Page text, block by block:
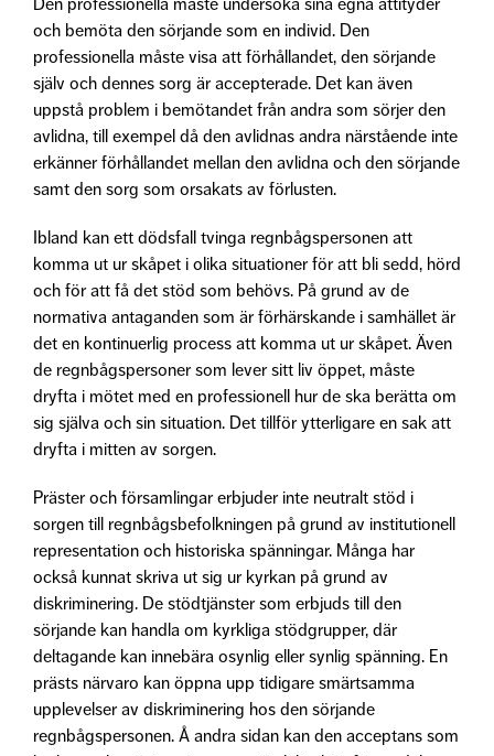
och bemöta den sörjande som en individ. Den
professionella måste visa att förhållandet, den sörjande
själv och dennes sorg är accepterade. Det kan även
uppstå problem i bemötandet från andra som sörjer den
avlidna, till exempel då den avlidnas andra närstående inte
erkänner förhållandet mellan den avlidna och den sörjande
samt den sorg som orsakats av förlusten.
Ibland kan ett dödsfall tvinga regnbågspersonen att
komma ut ur skåpet i olika situationer för att bli sedd, hörd
och för att få det stöd som behövs. På grund av de
normativa antaganden som är förhärskande i samhället är
det en kontinuerlig process att komma ut ur skåpet. Även
de regnbågspersoner som lever sitt liv öppet, måste
dryfta i mötet med en professionell hur de ska berätta om
sig själva och sin situation. Det tillför ytterligare en sak att
dryfta i mitten av sorgen.
Präster och församlingar erbjuder inte neutralt stöd i
sorgen till regnbågsbefolkningen på grund av institutionell
representation och historiska spänningar. Många har
också kunnat skriva ut sig ur kyrkan på grund av
diskriminering. De stödtjänster som erbjuds till den
sörjande kan handla om kyrkliga stödgrupper, där
deltagande kan innebära osynlig eller synlig spänning. En
prästs närvaro kan öppna upp tidigare smärtsamma
upplevelser av diskriminering hos den sörjande
regnbågspersonen. Å andra sidan kan den acceptans som